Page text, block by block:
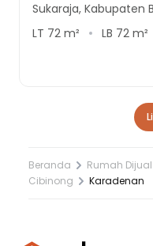
Sukaraja, Kabupaten
LT 72 m² LB 72 m²
Beranda Rumah Dijual
Cibinong
Karadenan